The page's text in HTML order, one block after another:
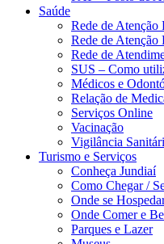
Saúde
Rede de Atenção
Rede de Atenção
Rede de
SUS – Como
Médicos e
Relação de
Serviços Online
Vacinação
Vigilância
Turismo e Serviços
Conheça Jundiaí
Como Chegar /
Onde se
Onde Comer e
Parques e Lazer